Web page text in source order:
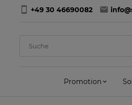
+49 30 46690082
Promotion